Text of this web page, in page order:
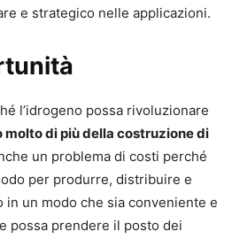
e strategico nelle applicazioni.
l’idrogeno possa rivoluzionare
molto di più della costruzione di
un problema di costi perché
per produrre, distribuire e
in un modo che sia conveniente e
possa prendere il posto dei